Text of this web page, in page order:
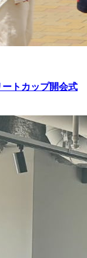
ートカップ開会式